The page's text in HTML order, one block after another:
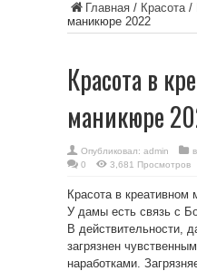
Главная / Красота/
маникюре 2022
Красота в
маникюре
Опубликовал: admin в
0
3,681 Просмотров
Красота в креативном
У дамы есть связь с
В действительности,
загрязнен
наработками.